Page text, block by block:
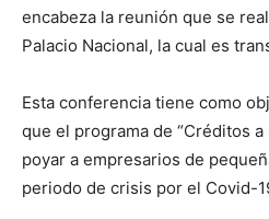
encabeza la reunión que se
Palacio Nacional, la cual es
Esta conferencia tiene como
que el programa de “Créditos a
poyar a empresarios de
periodo de crisis por el Covid-